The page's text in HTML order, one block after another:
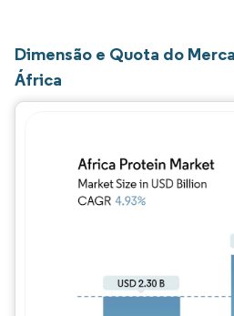
Dimensão e Quota do
África